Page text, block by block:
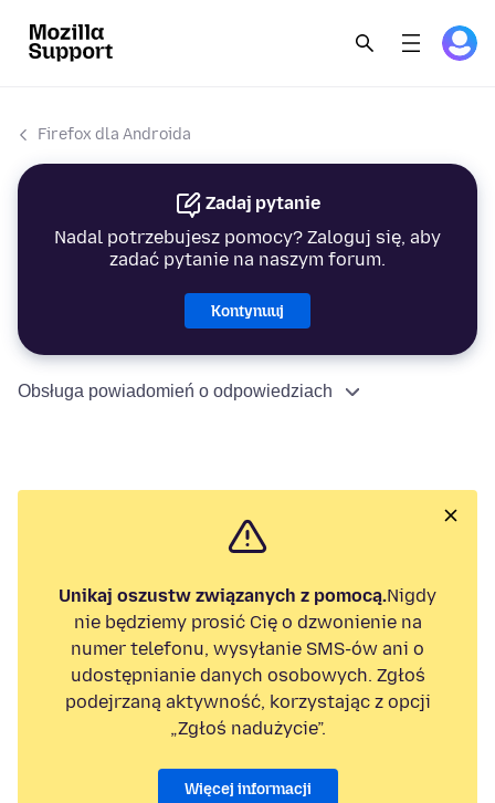
Firefox dla Androida
Zadaj pytanie
Nadal potrzebujesz pomocy? Zaloguj się, aby
zadać pytanie na naszym forum.
Kontynuuj
Obsługa powiadomień o odpowiedziach
Unikaj oszustw związanych z pomocą.Nigdy
nie będziemy prosić Cię o dzwonienie na
numer telefonu, wysyłanie SMS-ów ani o
udostępnianie danych osobowych. Zgłoś
podejrzaną aktywność, korzystając z opcji
„Zgłoś nadużycie”.
Więcej informacji